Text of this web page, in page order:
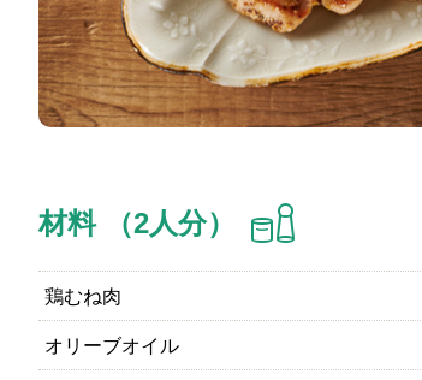
材料 （2人分）
鶏むね肉
オリーブオイル